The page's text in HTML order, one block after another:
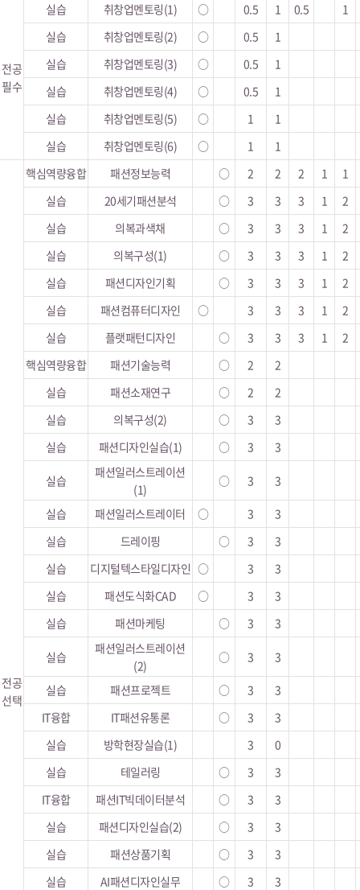
전공
필수
실습 취창업멘토링(1) ○ 0.5 1 0.5
1
실습
취창업멘토링(2) ○ 0.5
1
실습
취창업멘토링(3) ○ 0.5
1
실습
취창업멘토링(4) ○ 0.5
1
실습
취창업멘토링(5) ○ 1
1
실습
취창업멘토링(6) ○ 1 1
전공
선택
핵심역량융합 패션정보능력 ○ 2 2 2 1
1
실습
20세기패션분석 ○ 3 3 3 1
2
실습
의복과색채 ○ 3 3 3 1
2
실습
의복구성(1) ○ 3 3 3 1
2
실습
패션디자인기획 ○ 3 3 3 1
2
실습
패션컴퓨터디자인 ○ 3 3 3 1
2
실습
플랫패턴디자인 ○ 3 3 3 1
2
핵심역량융합
패션기술능력 ○ 2
2
실습
패션소재연구 ○ 2
2
실습
의복구성(2) ○ 3
3
실습
패션디자인실습(1) ○ 3 3
실습
패션일러스트레이션
(1)
○ 3 3
실습 패션일러스트레이터 ○ 3
3
실습
드레이핑 ○ 3
3
실습
디지털텍스타일디자인 ○ 3
3
실습
패션도식화CAD ○ 3
3
실습
패션마케팅 ○ 3 3
실습
패션일러스트레이션
(2)
○ 3 3
실습 패션프로젝트 ○ 3
3
IT융합
IT패션유통론 ○ 3
3
실습
방학현장실습(1) 3
0
실습
테일러링 ○ 3
3
IT융합
패션IT빅데이터분석 ○ 3
3
실습
패션디자인실습(2) ○ 3
3
실습
패션상품기획 ○ 3
3
실습
AI패션디자인실무 ○ 3
3